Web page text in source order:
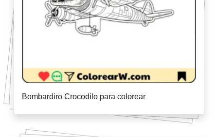
Bombardiro Crocodilo para colorear